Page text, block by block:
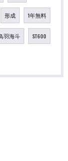
形成 1年無料
羽海斗 ST600